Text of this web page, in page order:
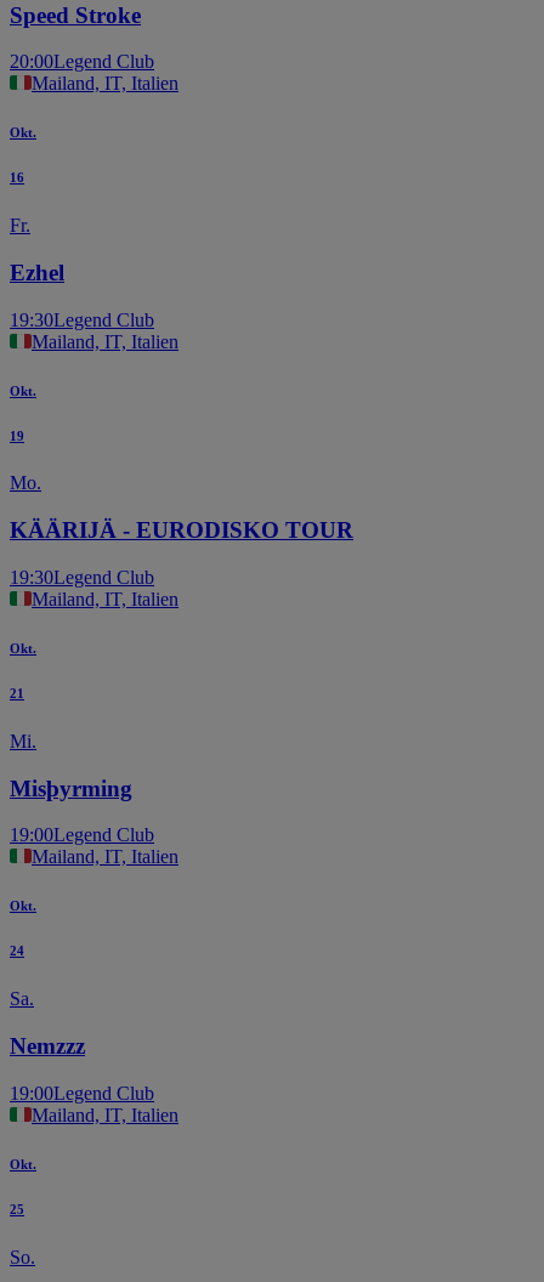
Speed Stroke
20:00Legend Club
Mailand, IT, Italien
Okt.
16
Fr.
Ezhel
19:30Legend Club
Mailand, IT, Italien
Okt.
19
Mo.
KÄÄRIJÄ - EURODISKO TOUR
19:30Legend Club
Mailand, IT, Italien
Okt.
21
Mi.
Misþyrming
19:00Legend Club
Mailand, IT, Italien
Okt.
24
Sa.
Nemzzz
19:00Legend Club
Mailand, IT, Italien
Okt.
25
So.